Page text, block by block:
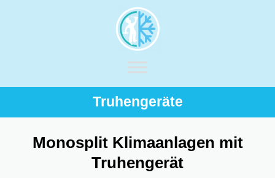
Truhengeräte
Monosplit Klimaanlagen mit
Truhengerät